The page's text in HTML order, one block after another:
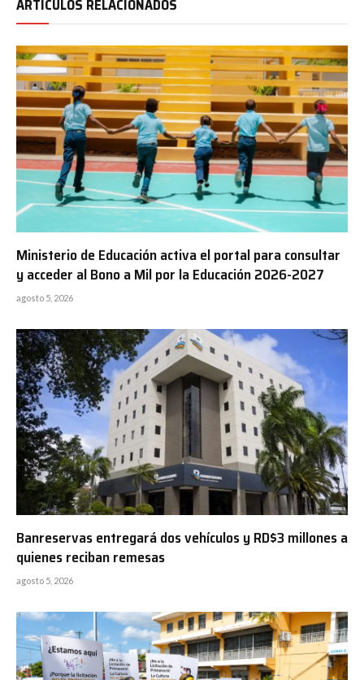
ARTÍCULOS RELACIONADOS
Ministerio de Educación activa el portal para consultar
y acceder al Bono a Mil por la Educación 2026-2027
agosto 5, 2026
Banreservas entregará dos vehículos y RD$3 millones a
quienes reciban remesas
agosto 5, 2026